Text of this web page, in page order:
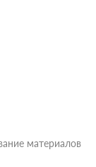
материалов